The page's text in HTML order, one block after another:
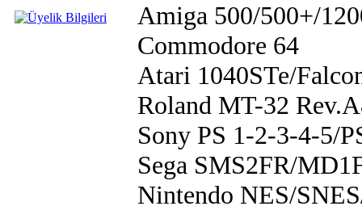
Amiga 500/500+/
Commodore 64
Atari 1040STe/
Roland MT-32
Sony PS 1-2-3-4-5/
Sega SMS2FR/
Nintendo NES/